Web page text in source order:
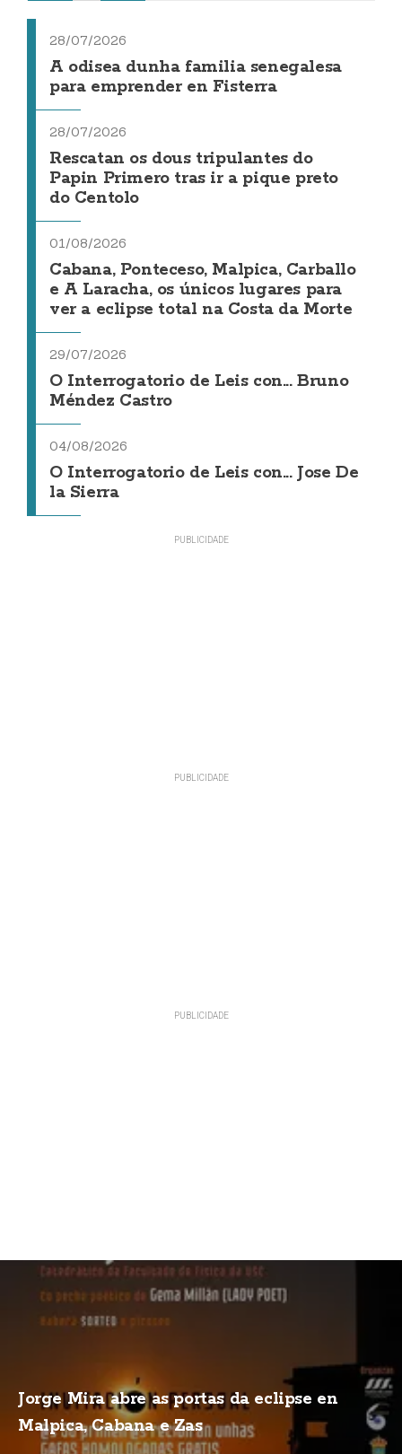
28/07/2026
A odisea dunha familia senegalesa
para emprender en Fisterra
28/07/2026
Rescatan os dous tripulantes do
Papin Primero tras ir a pique preto
do Centolo
01/08/2026
Cabana, Ponteceso, Malpica, Carballo
e A Laracha, os únicos lugares para
ver a eclipse total na Costa da Morte
29/07/2026
O Interrogatorio de Leis con... Bruno
Méndez Castro
04/08/2026
O Interrogatorio de Leis con... Jose De
la Sierra
Jorge Mira abre as portas da eclipse en
Malpica, Cabana e Zas